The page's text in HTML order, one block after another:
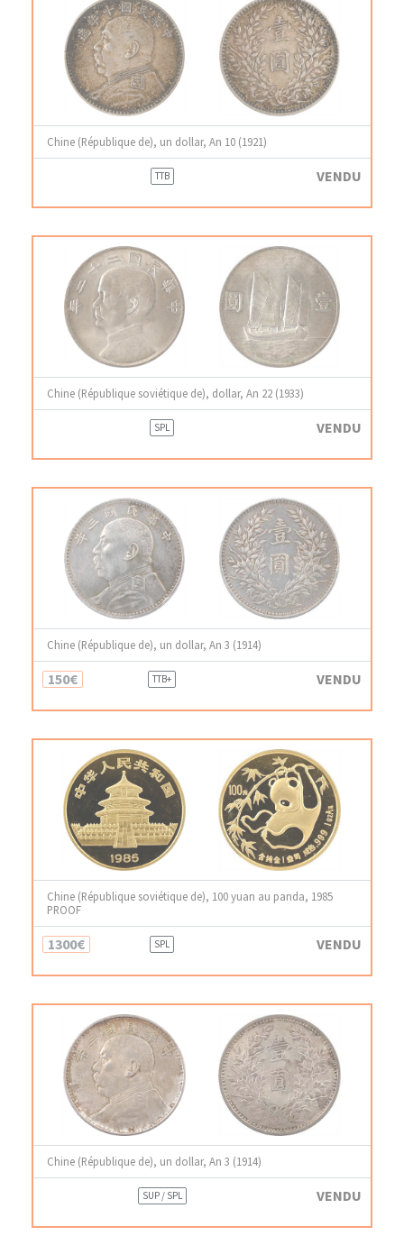
Chine (République de), un dollar, An 10 (1921)
TTB VENDU
Chine (République soviétique de), dollar, An 22 (1933)
SPL VENDU
Chine (République de), un dollar, An 3 (1914)
150€ TTB+ VENDU
Chine (République soviétique de), 100 yuan au panda, 1985
PROOF
1300€ SPL VENDU
Chine (République de), un dollar, An 3 (1914)
SUP / SPL VENDU